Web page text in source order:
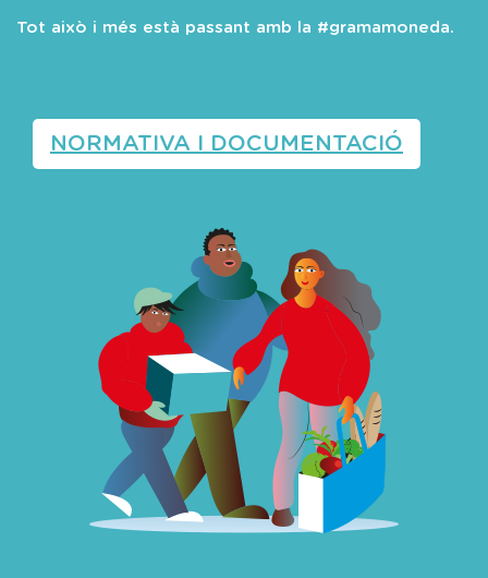
Tot això i més està passant amb la #gramamoneda.
NORMATIVA I DOCUMENTACIÓ